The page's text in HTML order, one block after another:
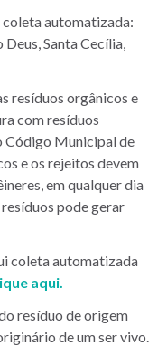
automatizada:
Santa Cecília,
resíduos orgânicos e
com resíduos
Código Municipal de
e os rejeitos devem
em qualquer dia
pode gerar
coleta automatizada
aqui.
resíduo de origem
de um ser vivo.